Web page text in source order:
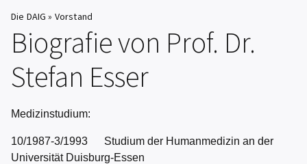
Die DAIG » Vorstand
Biografie von Prof. Dr.
Stefan Esser
Medizinstudium:
10/1987-3/1993 Studium der Humanmedizin an der
Universität Duisburg-Essen